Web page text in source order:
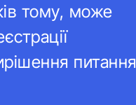
тому, може
питання